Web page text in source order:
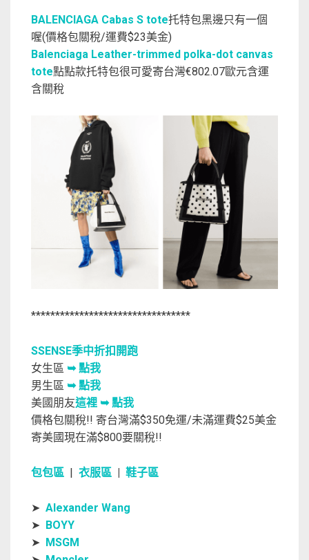
BALENCIAGA Cabas S tote托特包黑邊只有一個
喔(價格包關稅/運費$23美金)
Balenciaga Leather-trimmed polka-dot canvas
tote點點款托特包很可愛寄台灣€802.07歐元含運
含關稅
*********************************
SSENSE季中折扣開跑
女生區 ➥ 點我
男生區 ➥ 點我
美國朋友這裡 ➥ 點我
價格包關稅!! 寄台灣滿$350免運/未滿運費$25美金
寄美國現在滿$800要關稅!!
包包區 | 衣服區 | 鞋子區
➤ Alexander Wang
➤ BOYY
➤ MSGM